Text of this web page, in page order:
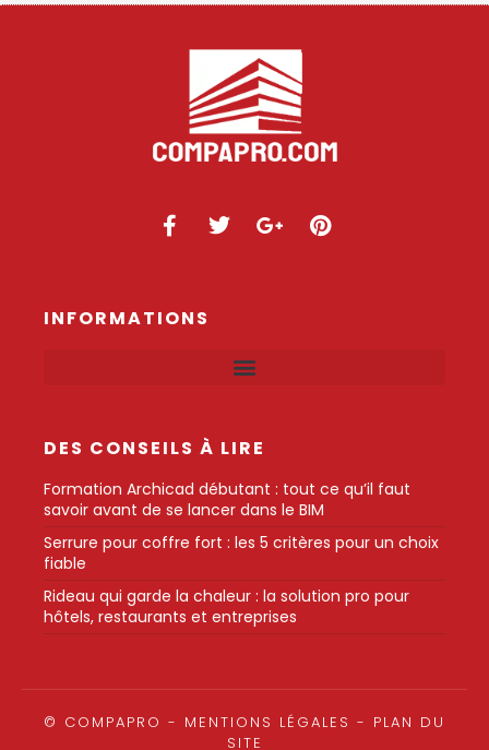
INFORMATIONS
DES CONSEILS À LIRE
Formation Archicad débutant : tout ce qu’il faut
savoir avant de se lancer dans le BIM
Serrure pour coffre fort : les 5 critères pour un choix
fiable
Rideau qui garde la chaleur : la solution pro pour
hôtels, restaurants et entreprises
© COMPAPRO - MENTIONS LÉGALES - PLAN DU
SITE